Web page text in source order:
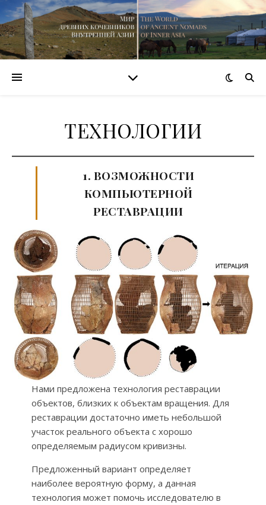
ТЕХНОЛОГИИ
1. ВОЗМОЖНОСТИ
КОМПЬЮТЕРНОЙ
РЕСТАВРАЦИИ
Нами предложена технология реставрации
объектов, близких к объектам вращения. Для
реставрации достаточно иметь небольшой
участок реального объекта с хорошо
определяемым радиусом кривизны.
Предложенный вариант определяет
наиболее вероятную форму, а данная
технология может помочь исследователю в